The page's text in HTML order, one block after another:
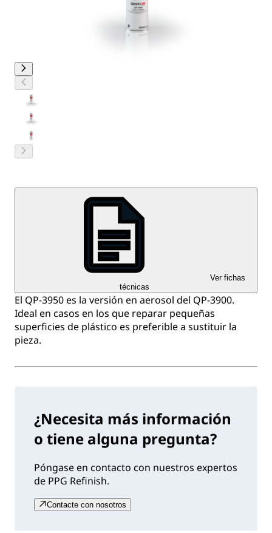
Ver fichas
técnicas
El QP-3950 es la versión en aerosol del QP-3900.
Ideal en casos en los que reparar pequeñas
superficies de plástico es preferible a sustituir la
pieza.
¿Necesita más información
o tiene alguna pregunta?
Póngase en contacto con nuestros expertos
de PPG Refinish.
Contacte con nosotros